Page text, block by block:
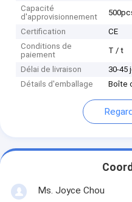
Capacité
d'approvisionnement
Certification
CE
Conditions de
paiement
T / t
Délai de livraison
30-45
Détails d'emballage
Boîte
Ms. Joyce Chou